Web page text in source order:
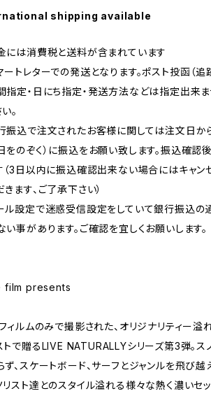
shipping available
には消費税と送料が含まれています
トレターでの発送となります。ポスト投函（追
定・日にち指定・発送方法などは指定出来ま
。
振込で注文されたお客様に関しては注文日か
をのぞく）に振込をお願い致します。振込確認
（3日以内に振込確認出来ない場合にはキャン
きます、ご了承下さい）
ル設定で迷惑受信設定をしていて銀行振込の
い事があります。ご確認を宜しくお願いします。
film presents
ィルムのみで撮影された、オリジナリティー溢
トで贈るLIVE NATURALLYシリーズ第3弾。ス
ず、スケートボード、サーフとジャンルを飛び越
リスト達とのスタイル溢れる様々な熱く濃いセ